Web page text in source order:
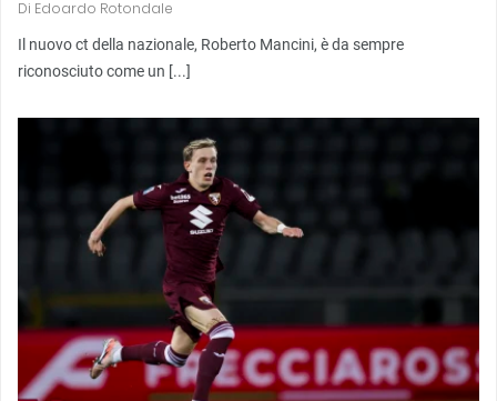
Di Edoardo Rotondale
Il nuovo ct della nazionale, Roberto Mancini, è da sempre
riconosciuto come un [...]